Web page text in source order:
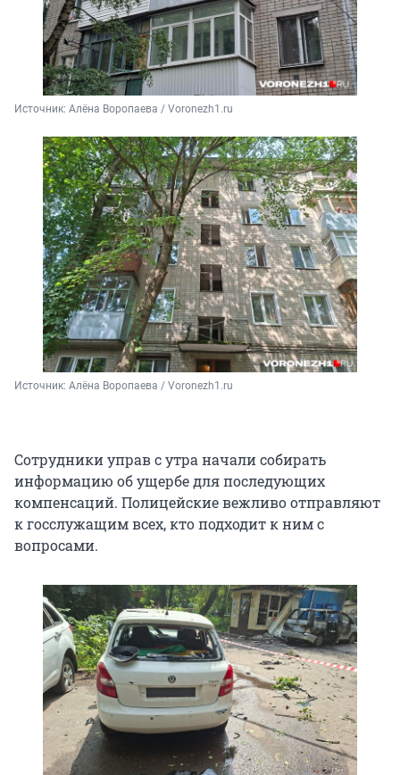
Источник: Алёна Воропаева / Voronezh1.ru
Источник: Алёна Воропаева / Voronezh1.ru
Сотрудники управ с утра начали собирать
информацию об ущербе для последующих
компенсаций. Полицейские вежливо отправляют
к госслужащим всех, кто подходит к ним с
вопросами.